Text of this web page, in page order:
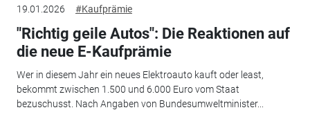
19.01.2026 #Kaufprämie
"Richtig geile Autos": Die Reaktionen auf
die neue E-Kaufprämie
Wer in diesem Jahr ein neues Elektroauto kauft oder least,
bekommt zwischen 1.500 und 6.000 Euro vom Staat
bezuschusst. Nach Angaben von Bundesumweltminister...